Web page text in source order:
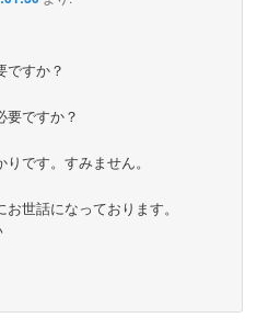
すか？
ですか？
です。すみません。
世話になっております。